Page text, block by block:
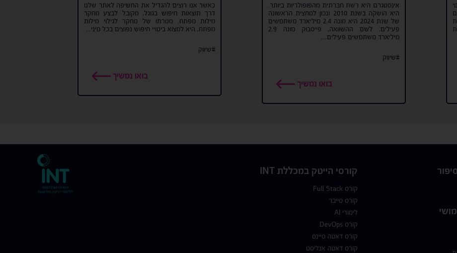
אינסטגרם היא רשת חברתית מהפופולריות ביותר.
היא הושקה בשנת 2010 ונכון למחצית הראשונה
של שנת 2024 היא מונה 2.4 מיליארד משתמשים
פעילים. לשם ההשוואה, פייסבוק מונה 2.9
מיליארד משתמשים פעילים....
#שיווק
בואו נמשיך
כאשר אנו רוצים להגדיל את החשיפה לאתר שלנו
דרך תוצאות חיפוש בגוגל, מקובל לבצע מחקר
מילות מפתח. מטרתו של מחקר לגילוי מילות
מפתח, היא למצוא ביטויי חיפוש נפוצים בכל מיני...
#שיווק
בואו נמשיך
קורסי הייטק במכללת INT
קורס Full Stack
קורס סייבר
לימודי AI
קורס DevOps
קורס דאטה סיינס
קורס דאטה אנליסט